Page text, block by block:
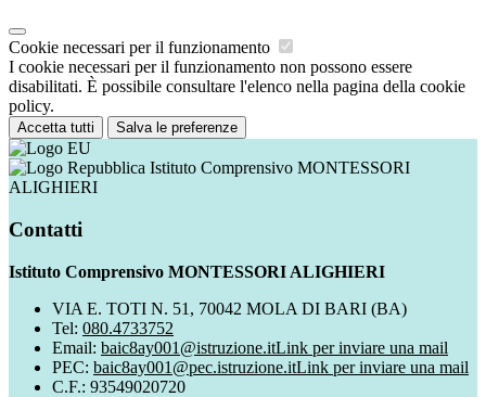
Cookie necessari per il funzionamento
I cookie necessari per il funzionamento non possono essere
disabilitati. È possibile consultare l'elenco nella pagina della cookie
policy.
Accetta tutti Salva le preferenze
Istituto Comprensivo MONTESSORI
ALIGHIERI
Contatti
Istituto Comprensivo MONTESSORI ALIGHIERI
VIA E. TOTI N. 51, 70042 MOLA DI BARI (BA)
Tel: 080.4733752
Email: baic8ay001@istruzione.itLink per inviare una mail
PEC: baic8ay001@pec.istruzione.itLink per inviare una mail
C.F.: 93549020720